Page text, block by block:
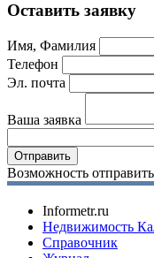
Оставить заявку
Имя, Фамилия
Телефон
Эл. почта
Ваша заявка
Возможность
Informetr.ru
Недвижимость
Справочник